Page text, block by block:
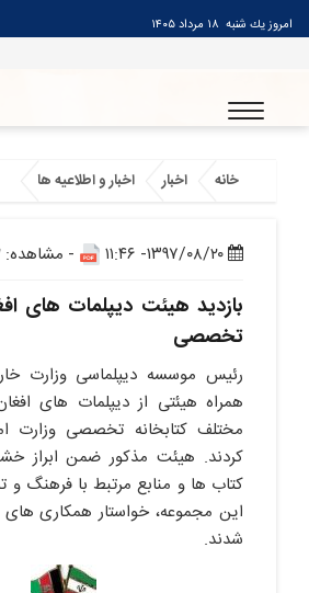
امروز يك شنبه ۱۸ مرداد ۱۴۰۵
خانه اخبار اخبار و اطلاعیه ها
۱۳۹۷/۰۸/۲۰- ۱۱:۴۶ - مشاهده: ۳۴۴۲
بازدید هیئت دیپلمات های
تخصصی
رئیس موسسه دیپلماسی وزارت
همراه هیئتی از دیپلمات های
مختلف کتابخانه تخصصی وزارت
کردند. هیئت مذکور ضمن ابراز
کتاب ها و منابع مرتبط با فرهنگ و
این مجموعه، خواستار همکاری های
شدند.